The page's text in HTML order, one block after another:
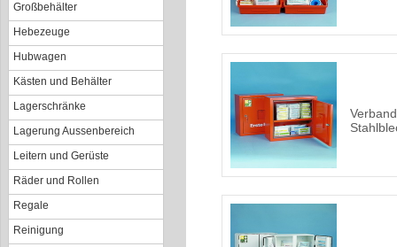
Großbehälter
Hebezeuge
Hubwagen
Kästen und Behälter
Lagerschränke
Lagerung Aussenbereich
Leitern und Gerüste
Räder und Rollen
Regale
Reinigung